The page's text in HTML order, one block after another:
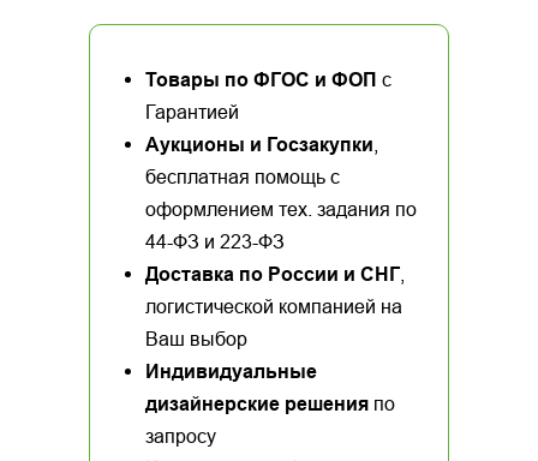
Товары по ФГОС и ФОП с
Гарантией
Аукционы и Госзакупки
бесплатная помощь с
оформлением тех. задания по
44-ФЗ и 223-ФЗ
Доставка по России и СНГ
логистической компанией на
Ваш выбор
Индивидуальные
дизайнерские решения по
запросу